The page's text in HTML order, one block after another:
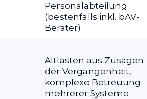
Personalabteilung
(bestenfalls inkl. bAV-
Berater)
Altlasten aus Zusagen
der Vergangenheit,
komplexe Betreuung
mehrerer Systeme